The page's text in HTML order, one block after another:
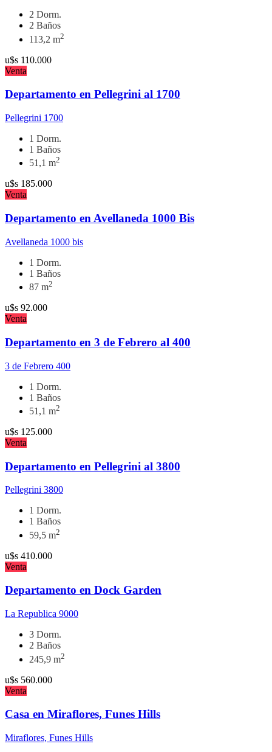
2 Dorm.
2 Baños
113,2 m2
u$s 110.000
Venta
Departamento en Pellegrini al 1700
Pellegrini 1700
1 Dorm.
1 Baños
51,1 m2
u$s 185.000
Venta
Departamento en Avellaneda 1000 Bis
Avellaneda 1000 bis
1 Dorm.
1 Baños
87 m2
u$s 92.000
Venta
Departamento en 3 de Febrero al 400
3 de Febrero 400
1 Dorm.
1 Baños
51,1 m2
u$s 125.000
Venta
Departamento en Pellegrini al 3800
Pellegrini 3800
1 Dorm.
1 Baños
59,5 m2
u$s 410.000
Venta
Departamento en Dock Garden
La Republica 9000
3 Dorm.
2 Baños
245,9 m2
u$s 560.000
Venta
Casa en Miraflores, Funes Hills
Miraflores, Funes Hills